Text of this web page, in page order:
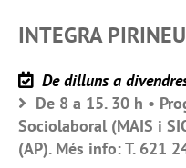
INTEGRA
De dilluns a
De 8 a 15. 30 h •
Sociolaboral (MAIS i
(AP). Més info: T. 621